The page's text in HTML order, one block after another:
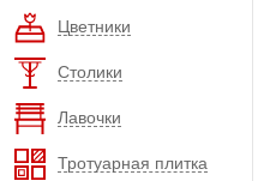
Цветники
Столики
Лавочки
Тротуарная плитка